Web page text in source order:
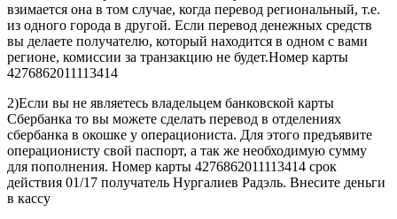
взимается она в том случае, когда перевод региональный, т.е.
из одного города в другой. Если перевод денежных средств
вы делаете получателю, который находится в одном с вами
регионе, комиссии за транзакцию не будет.Номер карты
4276862011113414
2)Если вы не являетесь владельцем банковской карты
Сбербанка то вы можете сделать перевод в отделениях
сбербанка в окошке у операциониста. Для этого предъявите
операционисту свой паспорт, а так же необходимую сумму
для пополнения. Номер карты 4276862011113414 срок
действия 01/17 получатель Нургалиев Радэль. Внесите деньги
в кассу